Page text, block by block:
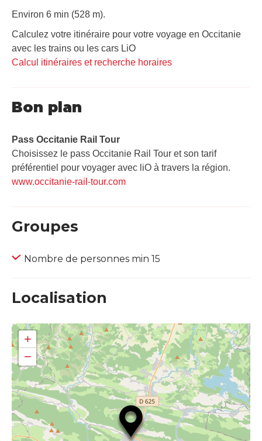
Environ 6 min (528 m).
Calculez votre itinéraire pour votre voyage en Occitanie
avec les trains ou les cars LiO
Calcul itinéraires et recherche horaires
Bon plan
Pass Occitanie Rail Tour​
Choisissez le pass Occitanie Rail Tour et son tarif
préférentiel pour voyager avec liO à travers la région.
www.occitanie-rail-tour.com
Groupes
Nombre de personnes min 15
Localisation
+
−